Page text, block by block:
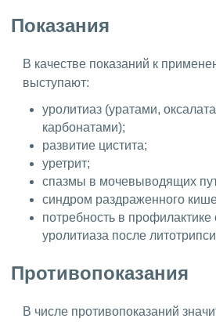
Показания
В качестве показаний к
выступают:
уролитиаз (уратами,
карбонатами);
развитие цистита;
уретрит;
спазмы в мочевыводящих
синдром раздраженного
потребность в профилактике
уролитиаза после
Противопоказания
В числе противопоказаний